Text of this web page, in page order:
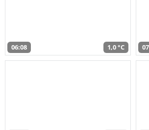
06:08 1,0 °C